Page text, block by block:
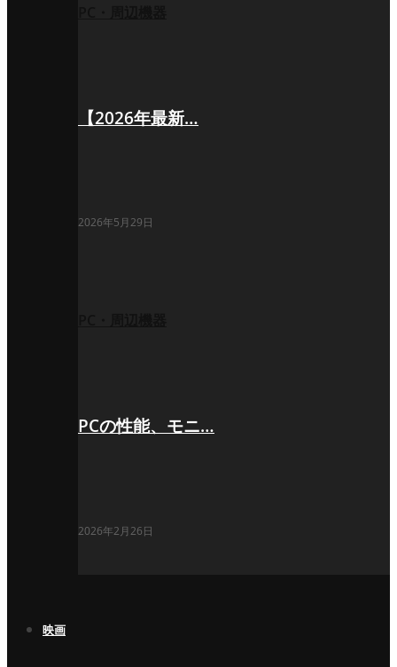
【2026年最新…
2026年5月29日
PCの性能、モニ…
2026年2月26日
映画